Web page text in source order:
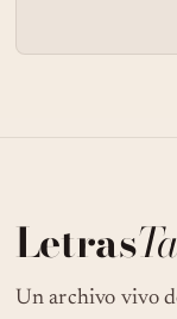
Letras
Un archivo vivo